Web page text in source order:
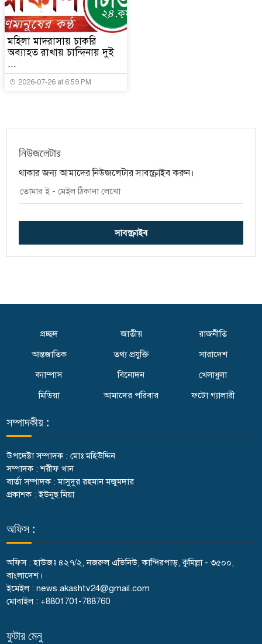
মহিলা মাদরাসায় চাকরি
অব্যাহত রাখায় চান্দিনায় দুই
...
2026-07-26 at 6:59 PM
নিউজলেটার
থাকার জন্য আমাদের নিউজলেটার সাবস্ক্রাইব করুন।
সাবস্ক্রাইব
প্রচ্ছদ জাতীয়
রাজনীতি
আন্তজাতিক
তথ্য প্রযুক্তি
সারাদেশ
ক্যাম্পাস
বিনোদন
খেলাধুলা
মিডিয়া
আমাদের পরিবার ফটো গ্যালারী
সম্পাদকীয় :
উপদেষ্টা সম্পাদক : মোঃ মহিউদ্দিন
সম্পাদক : শরীফ খান
বার্তা সম্পাদক : মাসুদুর রহমান মজুমদার
প্রকাশক : ইউনুছ মিয়া
অফিস :
অফিস : হাউজঃ ৪২৭/২, নজরুল এভিনিউ, কান্দিরপাড়, কুমিল্লা - ৩৫০০,
বাংলাদেশ।
ইমেইল : news.akashtv24@gmail.com
মোবাইল : +8801701-788760
ফুটার মেনু